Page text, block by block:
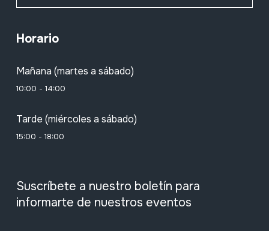
Horario
Mañana (martes a sábado)
10:00 - 14:00
Tarde (miércoles a sábado)
15:00 - 18:00
Suscríbete a nuestro boletín para
informarte de nuestros eventos